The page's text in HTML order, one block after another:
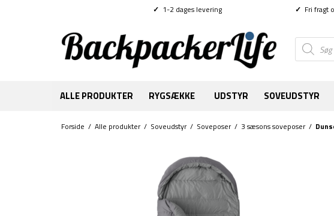
✓ 1-2 dages levering ✓ Fri fragt
Products
search
ALLE PRODUKTER RYGSÆKKE UDSTYR SOVEUDSTYR
Forside / Alle produkter/ Soveudstyr/ Soveposer/ 3 sæsons soveposer/